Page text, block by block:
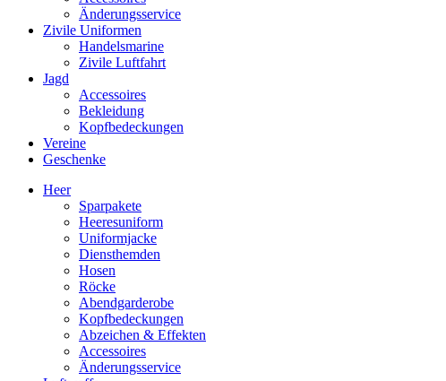
Änderungsservice
Zivile Uniformen
Handelsmarine
Zivile Luftfahrt
Jagd
Accessoires
Bekleidung
Kopfbedeckungen
Vereine
Geschenke
Heer
Sparpakete
Heeresuniform
Uniformjacke
Diensthemden
Hosen
Röcke
Abendgarderobe
Kopfbedeckungen
Abzeichen & Effekten
Accessoires
Änderungsservice